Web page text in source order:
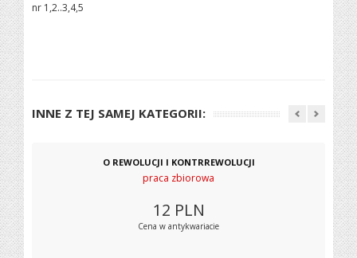
nr 1,2..3,4,5
INNE Z TEJ SAMEJ KATEGORII:
O REWOLUCJI I KONTRREWOLUCJI
praca zbiorowa
12 PLN
Cena w antykwariacie